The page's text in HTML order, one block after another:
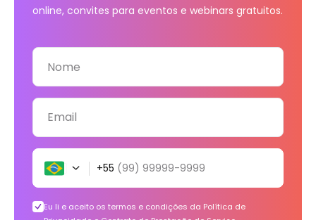
online, convites para eventos e webinars gratuitos.
Nome
Email
+55 (99) 99999-9999
Eu li e aceito os termos e condições da Política de